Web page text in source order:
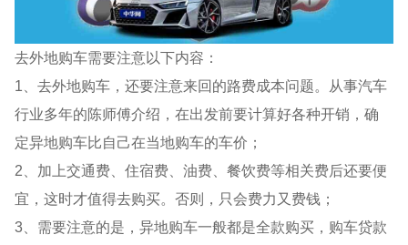
去外地购车需要注意以下内容：
1、去外地购车，还要注意来回的路费成本问题。从事汽车
行业多年的陈师傅介绍，在出发前要计算好各种开销，确
定异地购车比自己在当地购车的车价；
2、加上交通费、住宿费、油费、餐饮费等相关费后还要便
宜，这时才值得去购买。否则，只会费力又费钱；
3、需要注意的是，异地购车一般都是全款购买，购车贷款